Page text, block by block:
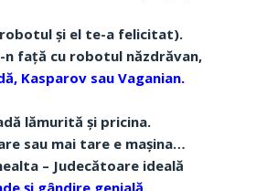
și el te-a felicitat).
față cu robotul năzdrăvan,
Kasparov sau Vaganian.
lămurită și pricina.
sau mai tare e mașina…
– Judecătoare ideală
și gândire genială.